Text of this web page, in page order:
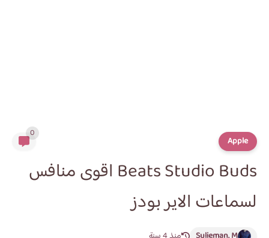
Apple
0
Beats Studio Buds اقوى منافس
لسماعات الاير بودز